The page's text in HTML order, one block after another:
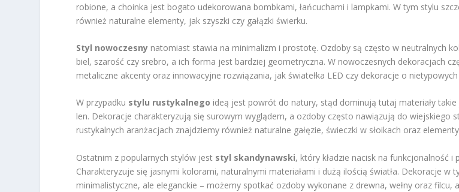
robione, a choinka jest bogato udekorowana bombkami, łańcuchami i lampkami. W tym stylu
również naturalne elementy, jak szyszki czy gałązki świerku.
Styl nowoczesny natomiast stawia na minimalizm i prostotę. Ozdoby są często w neutralnych
biel, szarość czy srebro, a ich forma jest bardziej geometryczna. W nowoczesnych dekoracjach
metaliczne akcenty oraz innowacyjne rozwiązania, jak światełka LED czy dekoracje o nietypowych
W przypadku stylu rustykalnego ideą jest powrót do natury, stąd dominują tutaj materiały
len. Dekoracje charakteryzują się surowym wyglądem, a ozdoby często nawiązują do wiejskiego
rustykalnych aranżacjach znajdziemy również naturalne gałęzie, świeczki w słoikach oraz
Ostatnim z popularnych stylów jest styl skandynawski, który kładzie nacisk na funkcjonalność i
Charakteryzuje się jasnymi kolorami, naturalnymi materiałami i dużą ilością światła. Dekoracje w
minimalistyczne, ale eleganckie – możemy spotkać ozdoby wykonane z drewna, wełny oraz filcu,